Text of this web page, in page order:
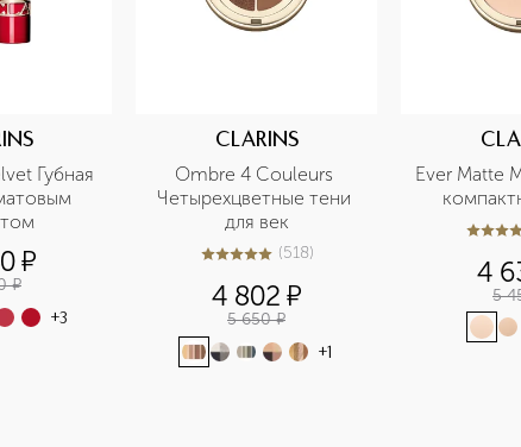
Губная
¤
¤
+3
CLARINS
Ombre 4 Couleurs
Четырехцветные тени
для век
4.9из5518 (518)
4 802 ¤
5 650 ¤
+1
Ever Matte
5из 5318
4
5